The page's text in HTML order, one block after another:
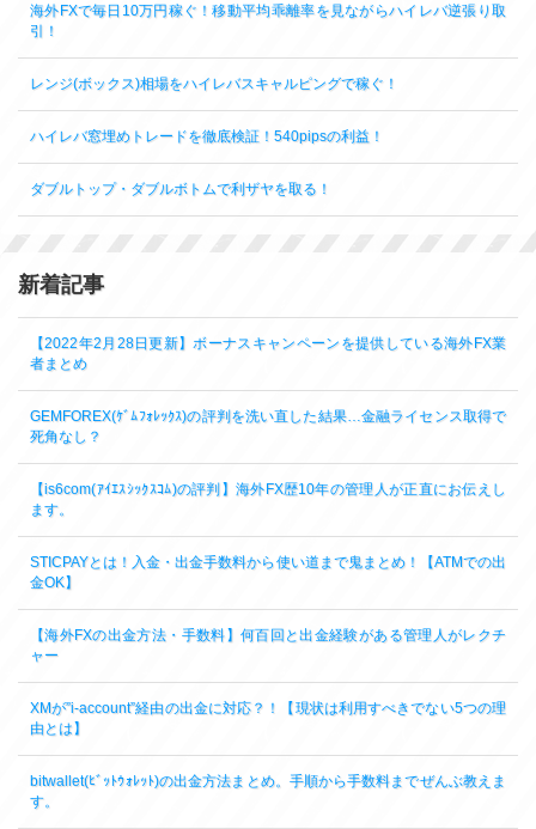
海外FXで毎日10万円稼ぐ！移動平均乖離率を見ながらハイレバ逆張り取
引！
レンジ(ボックス)相場をハイレバスキャルピングで稼ぐ！
ハイレバ窓埋めトレードを徹底検証！540pipsの利益！
ダブルトップ・ダブルボトムで利ザヤを取る！
新着記事
【2022年2月28日更新】ボーナスキャンペーンを提供している海外FX業
者まとめ
GEMFOREX(ｹﾞﾑﾌｫﾚｯｸｽ)の評判を洗い直した結果…金融ライセンス取得で
死角なし？
【is6com(ｱｲｴｽｼｯｸｽｺﾑ)の評判】海外FX歴10年の管理人が正直にお伝えし
ます。
STICPAYとは！入金・出金手数料から使い道まで鬼まとめ！【ATMでの出
金OK】
【海外FXの出金方法・手数料】何百回と出金経験がある管理人がレクチ
ャー
XMが”i-account”経由の出金に対応？！【現状は利用すべきでない5つの理
由とは】
bitwallet(ﾋﾞｯﾄｳｫﾚｯﾄ)の出金方法まとめ。手順から手数料までぜんぶ教えま
す。